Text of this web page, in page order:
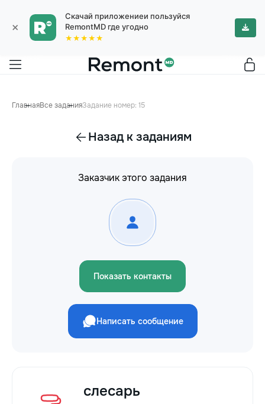
×
Скачай приложениеи пользуйся
RemontMD где угодно
★★★★★
ГлавнаяВсе заданияЗадание номер: 15
Назад к заданиям
Заказчик этого задания
Показать контакты
Написать сообщение
слесарь